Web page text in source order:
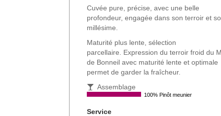
Cuvée pure, précise, avec une belle
profondeur, engagée dans son terroir et
millésime.
Maturité plus lente, sélection
parcellaire. Expression du terroir froid du
de Bonneil avec maturité lente et optimale
permet de garder la fraîcheur.
Assemblage
100% Pinôt meunier
Service